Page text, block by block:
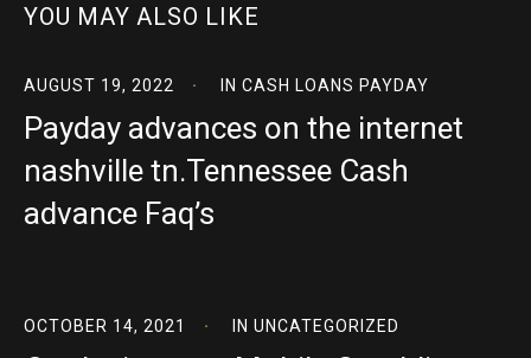
YOU MAY ALSO LIKE
AUGUST 19, 2022 IN CASH LOANS PAYDAY
Payday advances on the internet
nashville tn.Tennessee Cash
advance Faq’s
OCTOBER 14, 2021 IN UNCATEGORIZED